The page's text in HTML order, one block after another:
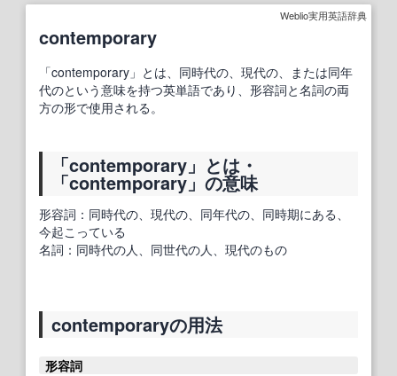
Weblio実用英語辞典
contemporary
「contemporary」とは、同時代の、現代の、または同年
代のという意味を持つ英単語であり、形容詞と名詞の両
方の形で使用される。
「contemporary」とは・
「contemporary」の意味
形容詞：同時代の、現代の、同年代の、同時期にある、
今起こっている
名詞：同時代の人、同世代の人、現代のもの
contemporaryの用法
形容詞